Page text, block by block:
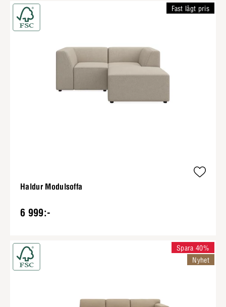
Haldur Modulsoffa
6 999:-
Fast lågt pris
Spara 40%
Nyhet